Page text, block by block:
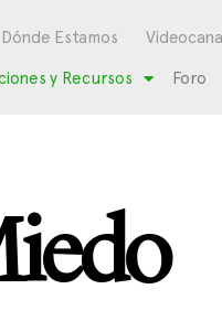
Dónde Estamos
y Recursos Foro